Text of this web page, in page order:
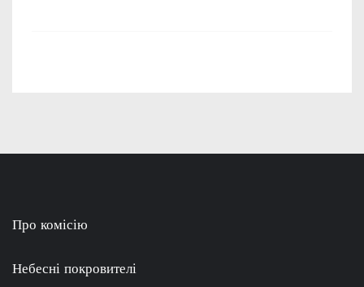
Про комісію
Небесні покровителі